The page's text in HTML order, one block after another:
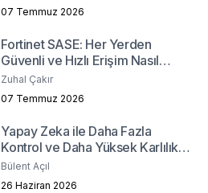
07 Temmuz 2026
Fortinet SASE: Her Yerden
Güvenli ve Hızlı Erişim Nasıl
Sağlanır?
Zuhal Çakır
07 Temmuz 2026
Yapay Zeka ile Daha Fazla
Kontrol ve Daha Yüksek Karlılık
Mümkün mü?
Bülent Açıl
26 Haziran 2026